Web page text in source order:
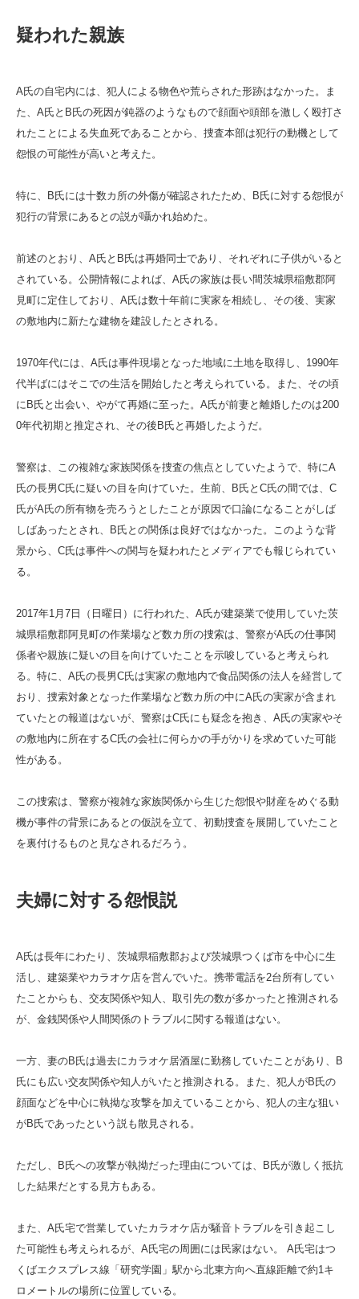
疑われた親族
A氏の自宅内には、犯人による物色や荒らされた形跡はなかった。ま
た、A氏とB氏の死因が鈍器のようなもので顔面や頭部を激しく殴打さ
れたことによる失血死であることから、捜査本部は犯行の動機として
怨恨の可能性が高いと考えた。
特に、B氏には十数カ所の外傷が確認されたため、B氏に対する怨恨が
犯行の背景にあるとの説が囁かれ始めた。
前述のとおり、A氏とB氏は再婚同士であり、それぞれに子供がいると
されている。公開情報によれば、A氏の家族は長い間茨城県稲敷郡阿
見町に定住しており、A氏は数十年前に実家を相続し、その後、実家
の敷地内に新たな建物を建設したとされる。
1970年代には、A氏は事件現場となった地域に土地を取得し、1990年
代半ばにはそこでの生活を開始したと考えられている。また、その頃
にB氏と出会い、やがて再婚に至った。A氏が前妻と離婚したのは200
0年代初期と推定され、その後B氏と再婚したようだ。
警察は、この複雑な家族関係を捜査の焦点としていたようで、特にA
氏の長男C氏に疑いの目を向けていた。生前、B氏とC氏の間では、C
氏がA氏の所有物を売ろうとしたことが原因で口論になることがしば
しばあったとされ、B氏との関係は良好ではなかった。このような背
景から、C氏は事件への関与を疑われたとメディアでも報じられてい
る。
2017年1月7日（日曜日）に行われた、A氏が建築業で使用していた茨
城県稲敷郡阿見町の作業場など数カ所の捜索は、警察がA氏の仕事関
係者や親族に疑いの目を向けていたことを示唆していると考えられ
る。特に、A氏の長男C氏は実家の敷地内で食品関係の法人を経営して
おり、捜索対象となった作業場など数カ所の中にA氏の実家が含まれ
ていたとの報道はないが、警察はC氏にも疑念を抱き、A氏の実家やそ
の敷地内に所在するC氏の会社に何らかの手がかりを求めていた可能
性がある。
この捜索は、警察が複雑な家族関係から生じた怨恨や財産をめぐる動
機が事件の背景にあるとの仮説を立て、初動捜査を展開していたこと
を裏付けるものと見なされるだろう。
夫婦に対する怨恨説
A氏は長年にわたり、茨城県稲敷郡および茨城県つくば市を中心に生
活し、建築業やカラオケ店を営んでいた。携帯電話を2台所有してい
たことからも、交友関係や知人、取引先の数が多かったと推測される
が、金銭関係や人間関係のトラブルに関する報道はない。
一方、妻のB氏は過去にカラオケ居酒屋に勤務していたことがあり、B
氏にも広い交友関係や知人がいたと推測される。また、犯人がB氏の
顔面などを中心に執拗な攻撃を加えていることから、犯人の主な狙い
がB氏であったという説も散見される。
ただし、B氏への攻撃が執拗だった理由については、B氏が激しく抵抗
した結果だとする見方もある。
また、A氏宅で営業していたカラオケ店が騒音トラブルを引き起こし
た可能性も考えられるが、A氏宅の周囲には民家はない。 A氏宅はつ
くばエクスプレス線「研究学園」駅から北東方向へ直線距離で約1キ
ロメートルの場所に位置している。